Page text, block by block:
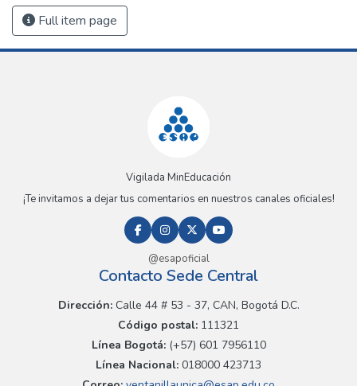
Full item page
Vigilada MinEducación
¡Te invitamos a dejar tus comentarios en nuestros canales oficiales!
@esapoficial
Contacto Sede Central
Dirección:Calle 44 # 53 - 37, CAN, Bogotá D.C.
Código postal: 111321
Línea Bogotá:(+57) 601 7956110
Línea Nacional: 018000 423713